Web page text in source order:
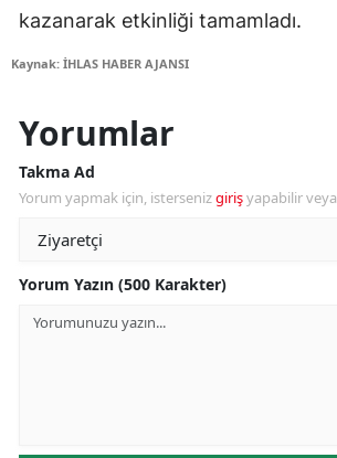
kazanarak etkinliği tamamladı.
Kaynak: İHLAS HABER AJANSI
Yorumlar
Takma Ad
Yorum yapmak için, istersenizgirişyapabilir veya
Yorum Yazın (500 Karakter)